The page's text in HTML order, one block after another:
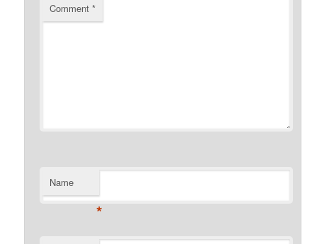
Comment*
Name
*